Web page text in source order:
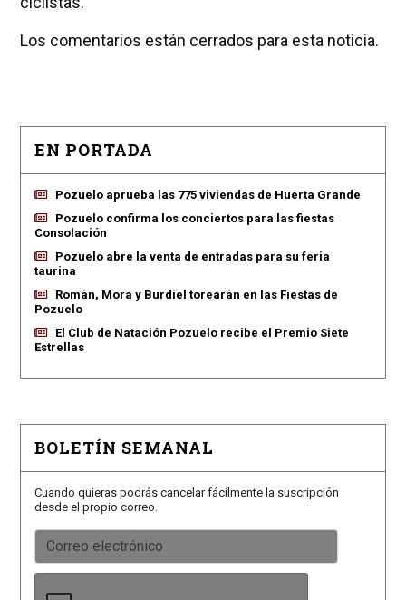
Los comentarios están cerrados para esta noticia.
EN PORTADA
Pozuelo aprueba las 775 viviendas de Huerta Grande
Pozuelo confirma los conciertos para las fiestas
Consolación
Pozuelo abre la venta de entradas para su feria
taurina
Román, Mora y Burdiel torearán en las Fiestas de
Pozuelo
El Club de Natación Pozuelo recibe el Premio Siete
Estrellas
BOLETÍN SEMANAL
Cuando quieras podrás cancelar fácilmente la suscripción
desde el propio correo.